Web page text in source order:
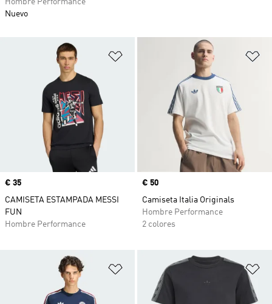
Añadir a la lista de deseos
Precio
€ 35
CAMISETA ESTAMPADA MESSI
FUN
Hombre Performance
Precio
€ 50
Camiseta Italia Originals
Hombre Performance
2 colores
Añadir a la lista de deseos
Hombre Performance
Nuevo